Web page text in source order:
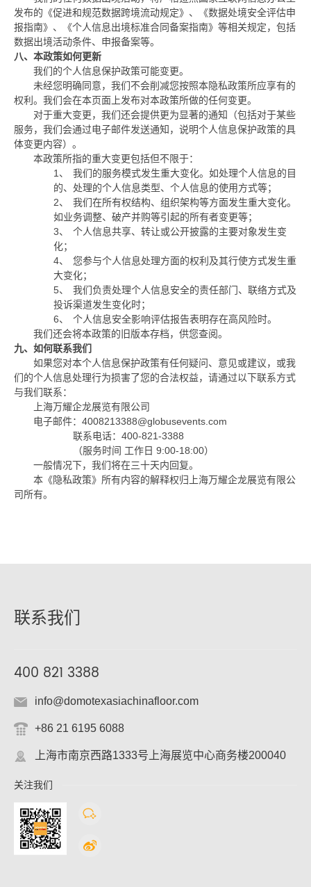
发布的《促进和规范数据跨境流动规定》、《数据处境安全评估申
报指南》、《个人信息出境标准合同备案指南》等相关规定，包括
数据出境活动条件、申报备案等。
八、本政策如何更新
我们的个人信息保护政策可能变更。
未经您明确同意，我们不会削减您按照本隐私政策所应享有的
权利。我们会在本页面上发布对本政策所做的任何变更。
对于重大变更，我们还会提供更为显著的通知（包括对于某些
服务，我们会通过电子邮件发送通知，说明个人信息保护政策的具
体变更内容）。
本政策所指的重大变更包括但不限于：
1、
我们的服务模式发生重大变化。如处理个人信息的目
的、处理的个人信息类型、个人信息的使用方式等；
2、
我们在所有权结构、组织架构等方面发生重大变化。
如业务调整、破产并购等引起的所有者变更等；
3、
个人信息共享、转让或公开披露的主要对象发生变
化；
4、
您参与个人信息处理方面的权利及其行使方式发生重
大变化；
5、
我们负责处理个人信息安全的责任部门、联络方式及
投诉渠道发生变化时；
6、
个人信息安全影响评估报告表明存在高风险时。
我们还会将本政策的旧版本存档，供您查阅。
九、如何联系我们
如果您对本个人信息保护政策有任何疑问、意见或建议，或我
们的个人信息处理行为损害了您的合法权益，请通过以下联系方式
与我们联系：
上海万耀企龙展览有限公司
电子邮件： 4008213388@globusevents.com
联系电话： 400-821-3388
（服务时间 工作日 9:00-18:00）
一般情况下，我们将在三十天内回复。
本《隐私政策》所有内容的解释权归上海万耀企龙展览有限公
司所有。
联系我们
400 821 3388
info@domotexasiachinafloor.com
+86 21 6195 6088
上海市南京西路1333号上海展览中心商务楼200040
关注我们